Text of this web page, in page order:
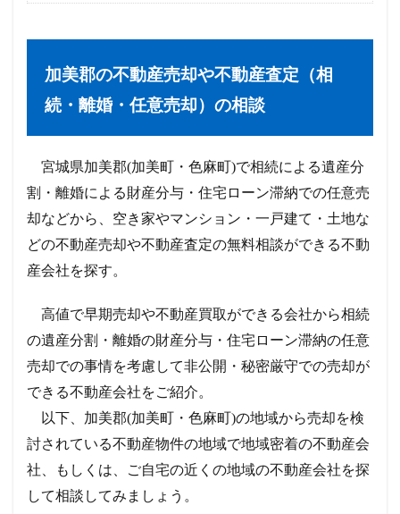
加美郡の不動産売却や不動産査定（相
続・離婚・任意売却）の相談
宮城県加美郡(加美町・色麻町)で相続による遺産分
割・離婚による財産分与・住宅ローン滞納での任意売
却などから、空き家やマンション・一戸建て・土地な
どの不動産売却や不動産査定の無料相談ができる不動
産会社を探す。
高値で早期売却や不動産買取ができる会社から相続
の遺産分割・離婚の財産分与・住宅ローン滞納の任意
売却での事情を考慮して非公開・秘密厳守での売却が
できる不動産会社をご紹介。
以下、加美郡(加美町・色麻町)の地域から売却を検
討されている不動産物件の地域で地域密着の不動産会
社、もしくは、ご自宅の近くの地域の不動産会社を探
して相談してみましょう。